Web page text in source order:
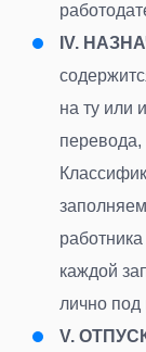
IV.
на ту или
перевода,
каждой
лично под
V.